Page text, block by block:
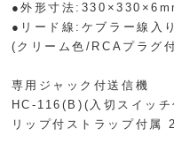
●外形寸法
●リード線:ケブラー線入
(クリーム色/RCAプラグ
専用ジャック付送信機
HC-116(B)(入切スイッ
リップ付ストラップ付属